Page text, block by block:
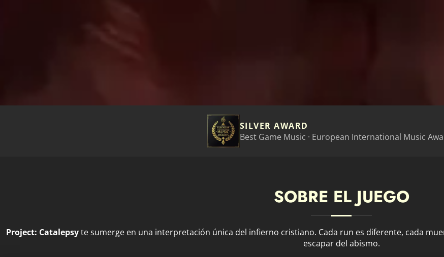
SILVER AWARD
Best Game Music · European International Music
SOBRE EL JUEGO
Project: Catalepsyte sumerge en una interpretación única del infierno cristiano. Cada run es diferente, cada
escapar del abismo.